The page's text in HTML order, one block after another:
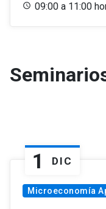
09:00 a 11:00
1 DIC
Microeconomía